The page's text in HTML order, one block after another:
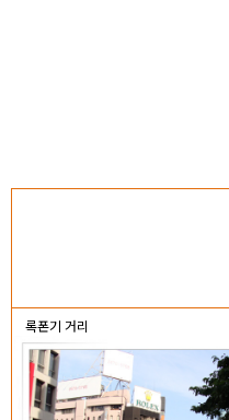
록폰기 거리